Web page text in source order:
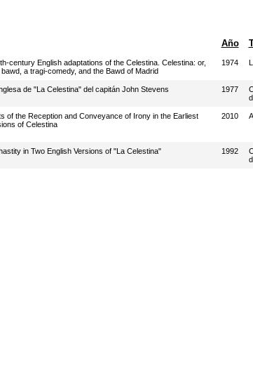
Año
century English adaptations of the Celestina. Celestina: or,
a tragi-comedy, and the Bawd of Madrid
1974
de "La Celestina" del capitán John Stevens 1977
of the Reception and Conveyance of Irony in the Earliest
of Celestina
2010
in Two English Versions of "La Celestina" 1992